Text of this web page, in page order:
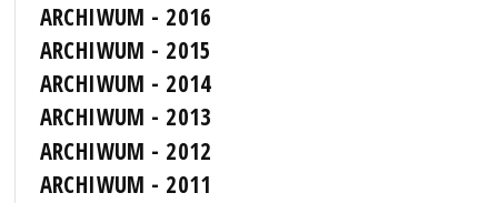
ARCHIWUM - 2016
ARCHIWUM - 2015
ARCHIWUM - 2014
ARCHIWUM - 2013
ARCHIWUM - 2012
ARCHIWUM - 2011